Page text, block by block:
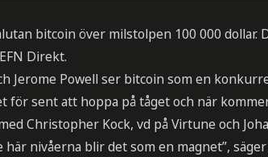
bitcoin över milstolpen 100 000 dollar.
Direkt.
Jerome Powell ser bitcoin som en
för sent att hoppa på tåget och när
Christopher Kock, vd på Virtune och
här nivåerna blir det som en magnet”,